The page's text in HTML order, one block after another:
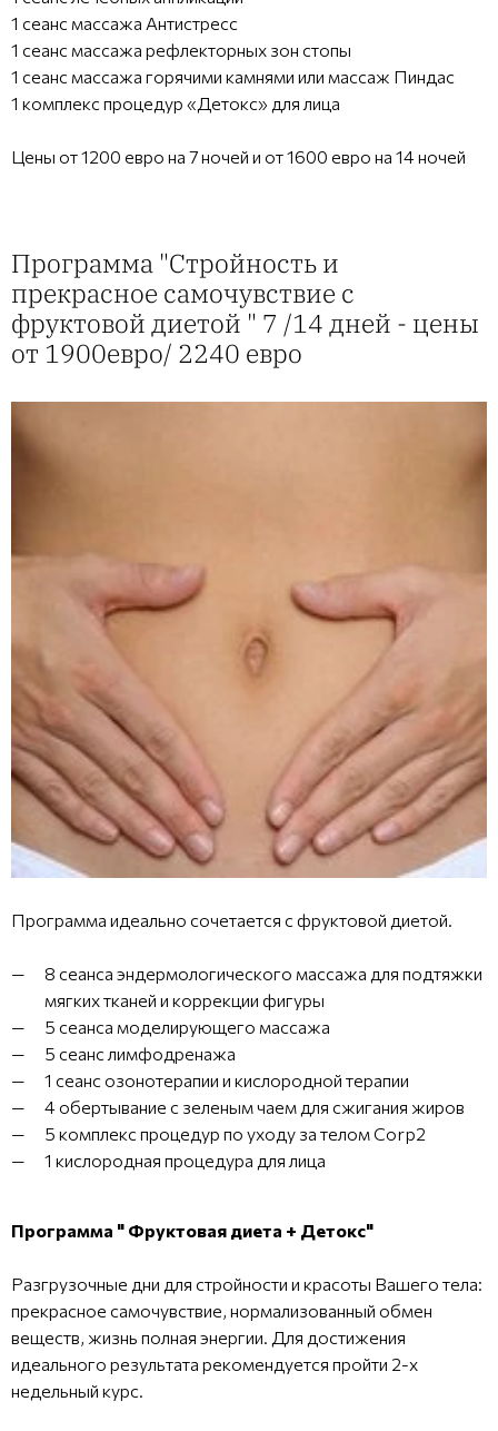
1 сеанс массажа Антистресс
1 сеанс массажа рефлекторных зон стопы
1 сеанс массажа горячими камнями или массаж Пиндас
1 комплекс процедур «Детокс» для лица
Цены от 1200 евро на 7 ночей и от 1600 евро на 14 ночей
Программа "Стройность и
прекрасное самочувствие с
фруктовой диетой " 7 /14 дней - цены
от 1900евро/ 2240 евро
Программа идеально сочетается с фруктовой диетой.
8 сеанса эндермологического массажа для подтяжки
мягких тканей и коррекции фигуры
5 сеанса моделирующего массажа
5 сеанс лимфодренажа
1 сеанс озонотерапии и кислородной терапии
4 обертывание с зеленым чаем для сжигания жиров
5 комплекс процедур по уходу за телом Corp2
1 кислородная процедура для лица
Программа " Фруктовая диета + Детокс"
Разгрузочные дни для стройности и красоты Вашего тела:
прекрасное самочувствие, нормализованный обмен
веществ, жизнь полная энергии. Для достижения
идеального результата рекомендуется пройти 2-х
недельный курс.